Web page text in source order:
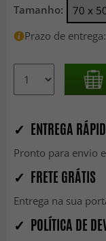
Tamanho:
Prazo de
✓ ENTREGA
Pronto para envio
✓ FRETE GRÁTIS
Entrega na sua
✓ POLÍTICA DE